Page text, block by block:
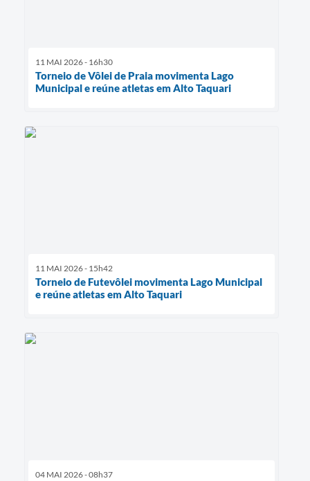
11 MAI 2026 - 16h30
Torneio de Vôlei de Praia movimenta Lago
Municipal e reúne atletas em Alto Taquari
11 MAI 2026 - 15h42
Torneio de Futevôlei movimenta Lago Municipal
e reúne atletas em Alto Taquari
04 MAI 2026 - 08h37